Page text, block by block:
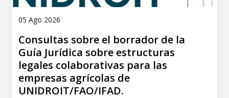
05 Ago 2026
Consultas sobre el borrador de la
Guía Jurídica sobre estructuras
legales colaborativas para las
empresas agrícolas de
UNIDROIT/FAO/IFAD.